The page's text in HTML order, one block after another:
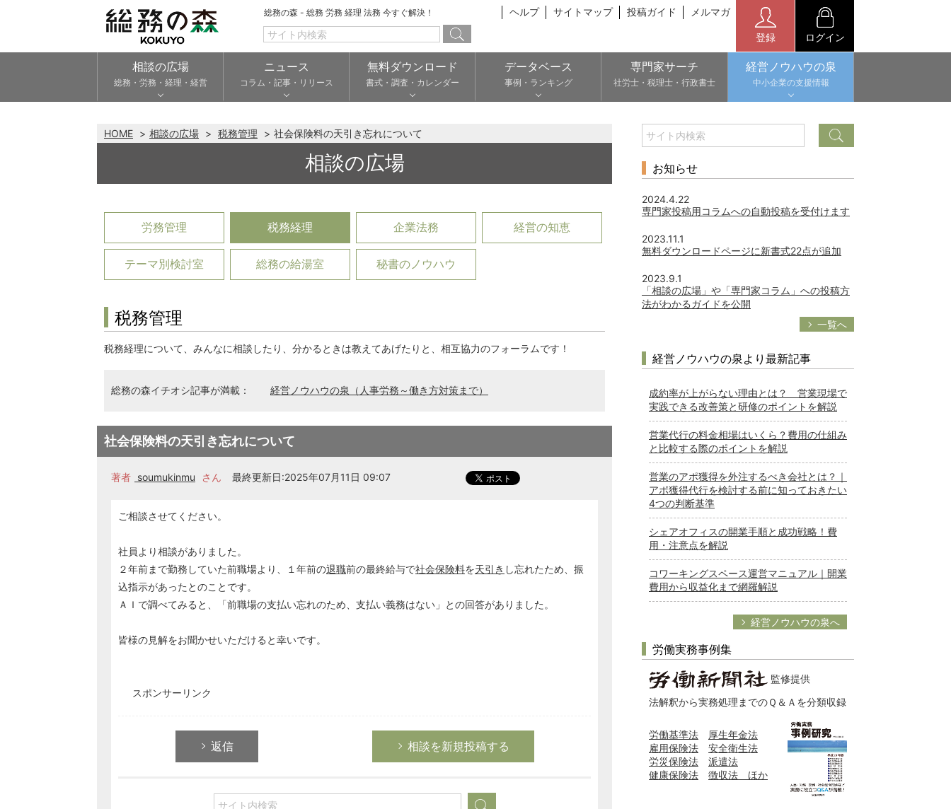
総務の森 - 総務 労務 経理 法務 今すぐ解決！ ヘルプ サイトマップ 投稿ガイド メルマガ
登録 ログイン
相談の広場
総務・労務・経理・経営
ニュース
コラム・記事・リリース
無料ダウンロード
書式・調査・カレンダー
データベース
事例・ランキング
専門家サーチ
社労士・税理士・行政書士
経営ノウハウの泉
中小企業の支援情報
HOME 相談の広場 税務管理 社会保険料の天引き忘れについて
相談の広場
労務管理 税務経理 企業法務 経営の知恵
テーマ別検討室 総務の給湯室 秘書のノウハウ
税務管理
税務経理について、みんなに相談したり、分かるときは教えてあげたりと、相互協力のフォーラムです！
総務の森イチオシ記事が満載： 経営ノウハウの泉（人事労務～働き方対策まで）
社会保険料の天引き忘れについて
著者 soumukinmu さん 最終更新日:2025年07月11日 09:07
ご相談させてください。
社員より相談がありました。
２年前まで勤務していた前職場より、１年前の退職前の最終給与で社会保険料を天引き し忘れたため、振
込指示があったとのことです。
ＡＩで調べてみると、「前職場の支払い忘れのため、支払い義務はない」との回答がありました。
皆様の見解をお聞かせいただけると幸いです。
スポンサーリンク
返信 相談を新規投稿する
お知らせ
2024.4.22
専門家投稿用コラムへの自動投稿を受付けます
2023.11.1
無料ダウンロードページに新書式22点が追加
2023.9.1
「相談の広場」や「専門家コラム」への投稿方
法がわかるガイドを公開
一覧へ
経営ノウハウの泉より最新記事
成約率が上がらない理由とは？ 営業現場で
実践できる改善策と研修のポイントを解説
営業代行の料金相場はいくら？費用の仕組み
と比較する際のポイントを解説
営業のアポ獲得を外注するべき会社とは？｜
アポ獲得代行を検討する前に知っておきたい
4つの判断基準
シェアオフィスの開業手順と成功戦略！費
用・注意点を解説
コワーキングスペース運営マニュアル｜開業
費用から収益化まで網羅解説
経営ノウハウの泉へ
労働実務事例集
監修提供
法解釈から実務処理までのＱ＆Ａを分類収録
労働基準法
厚生年金法
雇用保険法
安全衛生法
労災保険法
派遣法
健康保険法
徴収法 ほか